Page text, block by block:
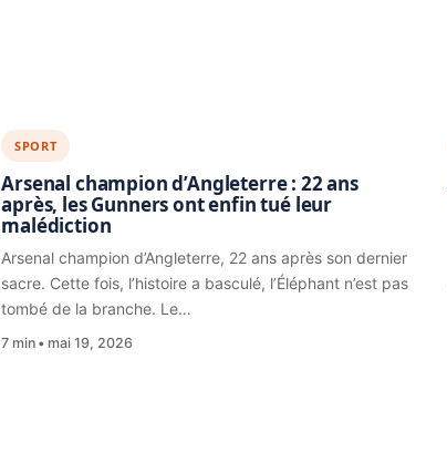
SPORT
Arsenal champion d’Angleterre : 22 ans
après, les Gunners ont enfin tué leur
malédiction
Arsenal champion d’Angleterre, 22 ans après son dernier
sacre. Cette fois, l’histoire a basculé, l’Éléphant n’est pas
tombé de la branche. Le…
7 min mai 19, 2026